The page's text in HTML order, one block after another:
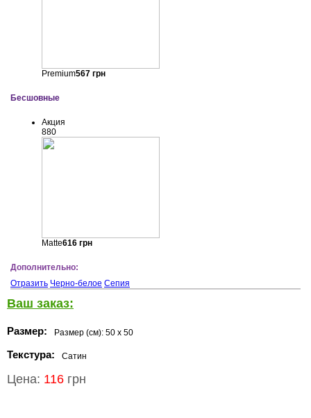
Premium567грн
Бесшовные
Акция
880
Matte616грн
Дополнительно:
Отразить Черно-белое Сепия
Ваш заказ:
Размер: Размер (см): 50 x 50
Текстура: Сатин
Цена: 116 грн